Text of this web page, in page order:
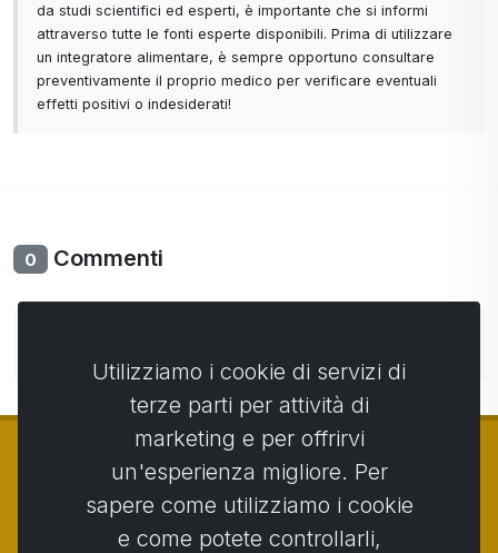
da studi scientifici ed esperti, è importante che si informi
attraverso tutte le fonti esperte disponibili. Prima di utilizzare
un integratore alimentare, è sempre opportuno consultare
preventivamente il proprio medico per verificare eventuali
effetti positivi o indesiderati!
0 Commenti
© Copyright 2014 - 2026 Activstar
Utilizziamo i cookie di servizi di
terze parti per attività di
marketing e per offrirvi
un'esperienza migliore. Per
sapere come utilizziamo i cookie
e come potete controllarli,